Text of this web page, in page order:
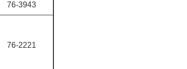
76-3943
76-2221